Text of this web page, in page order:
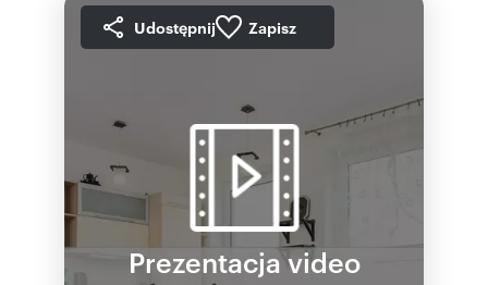
Udostępnij Zapisz
Prezentacja video